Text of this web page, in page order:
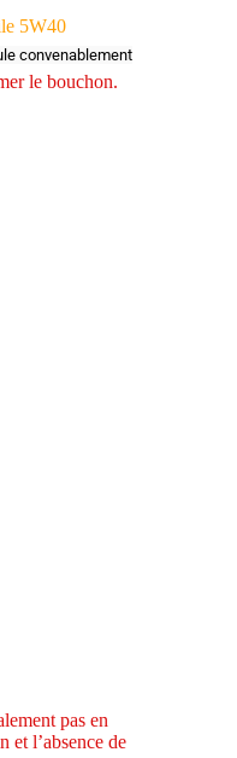
5W40
convenablement
le bouchon.
pas en
et l’absence de